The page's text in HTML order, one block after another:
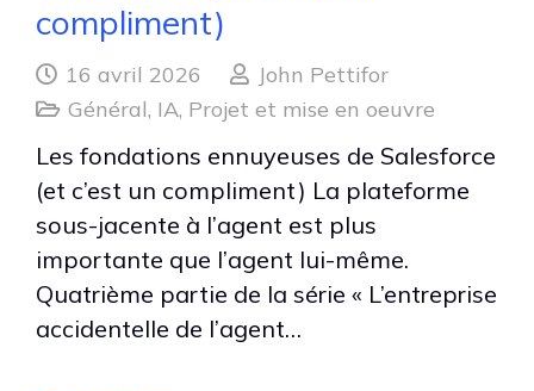
compliment)
16 avril 2026
John Pettifor
Général, IA, Projet et mise en oeuvre
Les fondations ennuyeuses de Salesforce
(et c’est un compliment) La plateforme
sous-jacente à l’agent est plus
importante que l’agent lui-même.
Quatrième partie de la série « L’entreprise
accidentelle de l’agent…